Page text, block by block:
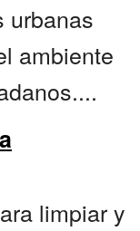
urbanas
ambiente
limpiar y